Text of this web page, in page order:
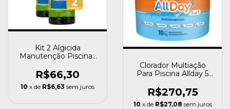
Kit 2 Algicida
Manutenção Piscinas
Água
R$66,30
10 x de R$6,63 sem juros
Clorador Multiação
Para Piscina Allday 5
R$270,75
10 x de R$27,08 sem juros